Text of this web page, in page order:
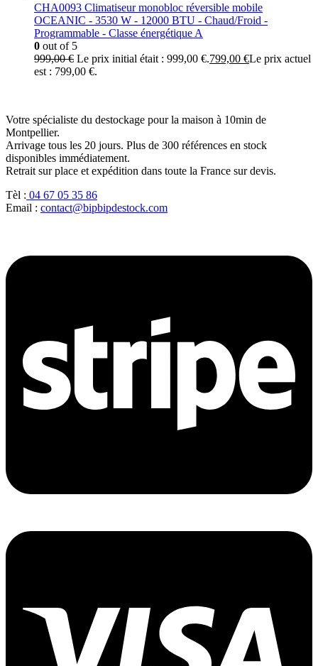
CHA0093 Climatiseur monobloc réversible mobile
OCEANIC - 3530 W - 12000 BTU - Chaud/Froid -
Programmable - Classe énergétique A
0 out of 5
999,00€ Le prix initial était : 999,00 €.799,00 €Le prix actuel
est : 799,00 €.
Votre spécialiste du destockage pour la maison à 10min de
Montpellier.
Arrivage tous les 20 jours. Plus de 300 références en stock
disponibles immédiatement.
Retrait sur place et expédition dans toute la France sur devis.
Tèl : 04 67 05 35 86
Email : contact@bipbipdestock.com